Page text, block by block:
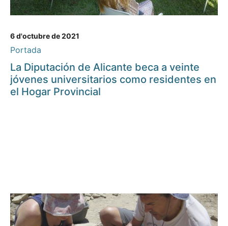
6 d'octubre de 2021
Portada
La Diputación de Alicante beca a veinte
jóvenes universitarios como residentes en
el Hogar Provincial